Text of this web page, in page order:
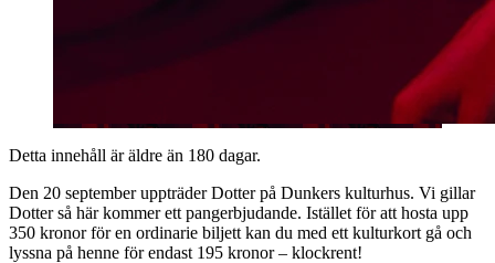
Detta innehåll är äldre än 180 dagar.
Den 20 september uppträder Dotter på Dunkers kulturhus. Vi gillar
Dotter så här kommer ett pangerbjudande. Istället för att hosta upp
350 kronor för en ordinarie biljett kan du med ett kulturkort gå och
lyssna på henne för endast 195 kronor – klockrent!